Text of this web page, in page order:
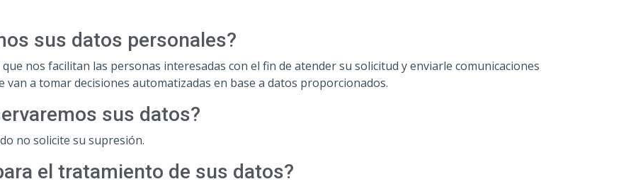
sus datos personales?
nos facilitan las personas interesadas con el fin de atender su solicitud y enviarle comunicaciones
van a tomar decisiones automatizadas en base a datos proporcionados.
sus datos?
no solicite su supresión.
el tratamiento de sus datos?